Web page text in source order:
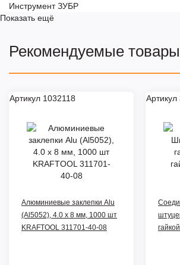
Инструмент ЗУБР
Показать ещё
Рекомендуемые товары
Артикул 1032118
Алюминиевые заклепки Alu
(Al5052), 4.0 x 8 мм, 1000 шт
KRAFTOOL 311701-40-08
Артикул